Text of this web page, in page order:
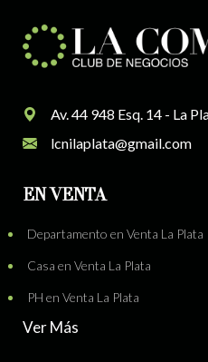
Av. 44 948 Esq. 14 - La
lcnilaplata@gmail.com
EN VENTA
Departamento en Venta La Plata
Casa en Venta La Plata
PH en Venta La Plata
Ver Más